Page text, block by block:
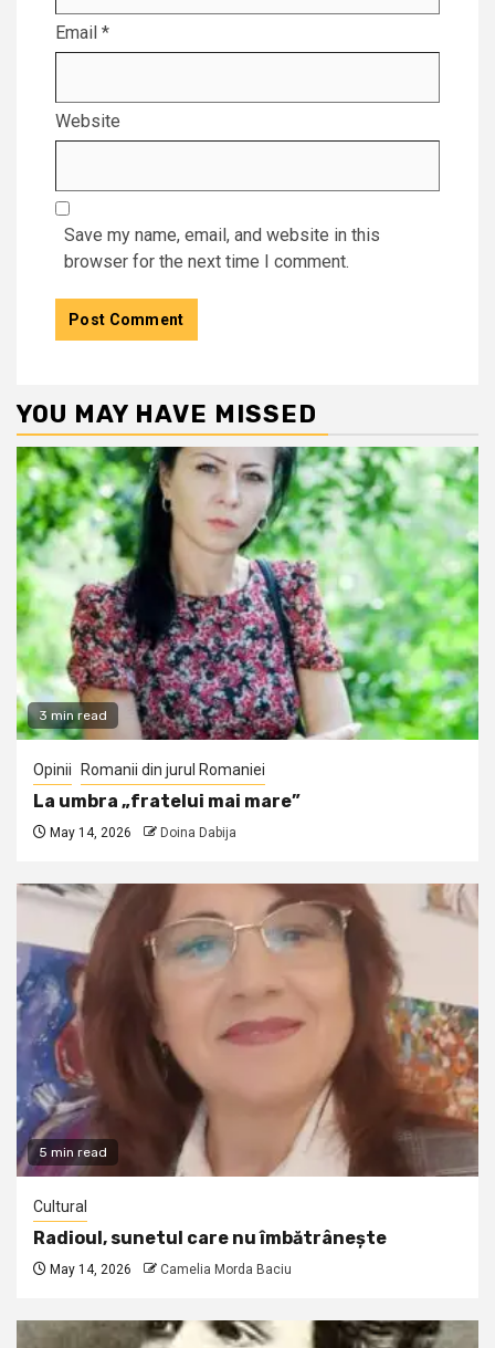
Email *
Website
Save my name, email, and website in this
browser for the next time I comment.
YOU MAY HAVE MISSED
3 min read
Opinii Romanii din jurul Romaniei
La umbra „fratelui mai mare”
May 14, 2026 Doina Dabija
5 min read
Cultural
Radioul, sunetul care nu îmbătrânește
May 14, 2026 Camelia Morda Baciu